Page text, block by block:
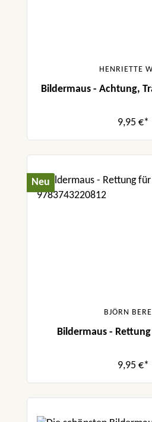
HENRIETTE
Bildermaus - Achtung,
9,95 €*
Neu
BJÖRN
Bildermaus -
9,95 €*